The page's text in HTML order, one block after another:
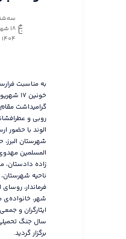
18
1404
به مناسبت
گرامیداشت
روبی و
الوند با حضور
شهرستان البرز،
المسلمین
زاده دادستان،
ناحیه
فرماندار،
شهر،
ایثارگران و
سال جنگ
برگزار گردید.